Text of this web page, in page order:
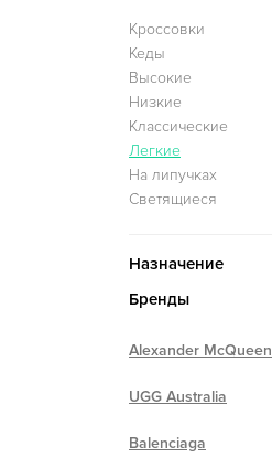
Кроссовки
Кеды
Высокие
Низкие
Классические
Легкие
На липучках
Светящиеся
Назначение
Бренды
Alexander McQueen
UGG Australia
Balenciaga